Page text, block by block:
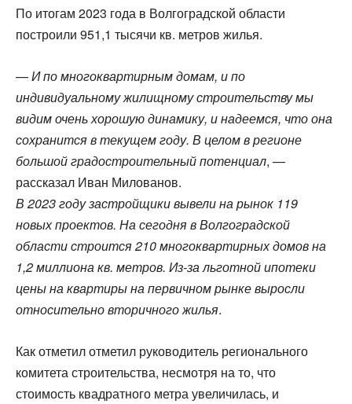
По итогам 2023 года в Волгоградской области
построили 951,1 тысячи кв. метров жилья.
—И по многоквартирным домам, и по
индивидуальному жилищному строительству мы
видим очень хорошую динамику, и надеемся, что она
сохранится в текущем году. В целом в регионе
большой градостроительный потенциал, —
рассказал Иван Милованов.
В 2023 году застройщики вывели на рынок 119
новых проектов. На сегодня в Волгоградской
области строится 210 многоквартирных домов на
1,2 миллиона кв. метров. Из-за льготной ипотеки
цены на квартиры на первичном рынке выросли
относительно вторичного жилья.
Как отметил отметил руководитель регионального
комитета строительства, несмотря на то, что
стоимость квадратного метра увеличилась, и